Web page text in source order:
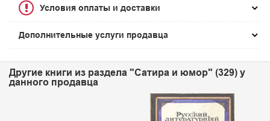
Условия оплаты и доставки
Дополнительные услуги продавца
Другие книги из раздела "Сатира и юмор" (329) у
данного продавца